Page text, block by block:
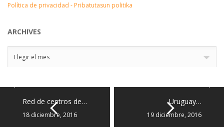
Política de privacidad - Pribatutasun politika
ARCHIVES
Elegir el mes
Red de centros de…
18 diciembre, 2016
Uruguay…
19 diciembre, 2016